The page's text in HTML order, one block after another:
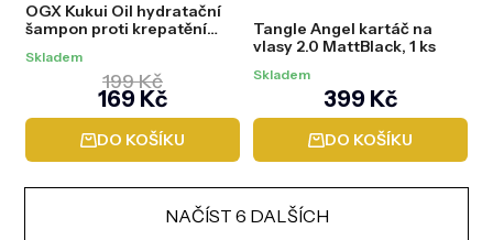
OGX Kukui Oil hydratační
šampon proti krepatění
Skladem
169 Kč
199 Kč
DO KOŠÍKU
Tangle Angel kartáč na
vlasy 2.0 MattBlack, 1 ks
Skladem
399 Kč
DO KOŠÍKU
NAČÍST 6 DALŠÍCH